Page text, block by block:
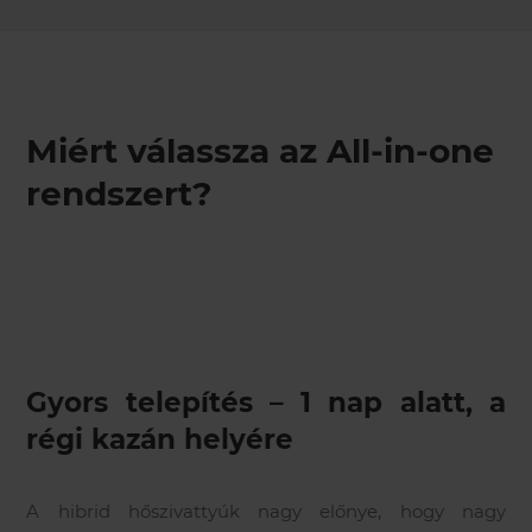
Miért válassza az All-in-one
rendszert?
Gyors telepítés– 1 nap alatt, a
régi kazán helyére
A hibrid hőszivattyúk nagy előnye, hogy nagy